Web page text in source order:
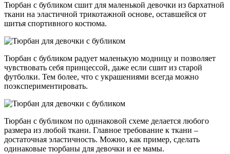
Тюрбан с бубликом сшит для маленькой девочки из бархатной
ткани на эластичной трикотажной основе, оставшейся от
шитья спортивного костюма.
Тюрбан с бубликом радует маленькую модницу и позволяет
чувствовать себя принцессой, даже если сшит из старой
футболки. Тем более, что с украшениями всегда можно
поэкспериментировать.
Тюрбан с бубликом по одинаковой схеме делается любого
размера из любой ткани. Главное требование к ткани –
достаточная эластичность. Можно, как пример, сделать
одинаковые тюрбаны для девочки и ее мамы.